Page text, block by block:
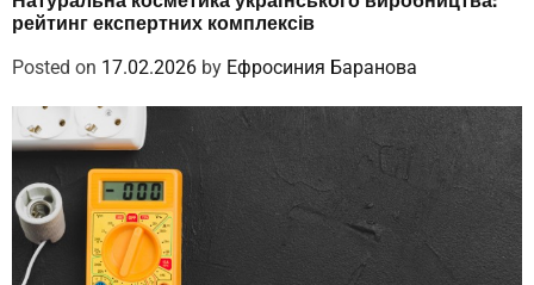
рейтинг експертних комплексів
Posted on 17.02.2026 by Ефросиния Баранова